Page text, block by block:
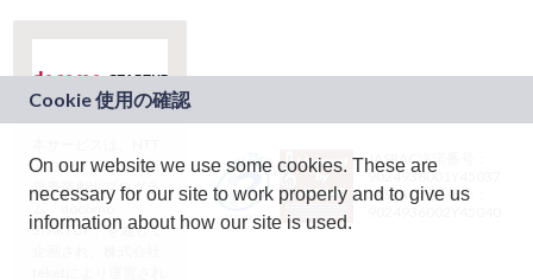
ドコモグループの新
規事業創出プログラ
ム「docomo
STARTUP」を通じて
JASRAC許諾番号：
9024936001Y45037
JASRAC許諾番号：
On our website we use some cookies. These are
necessary for our site to work properly and to give us
information about how our site is used.